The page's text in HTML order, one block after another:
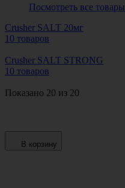
Посмотреть все товары
Crusher SALT 20мг
10 товаров
Crusher SALT STRONG
10 товаров
Показано 20 из 20
В корзину